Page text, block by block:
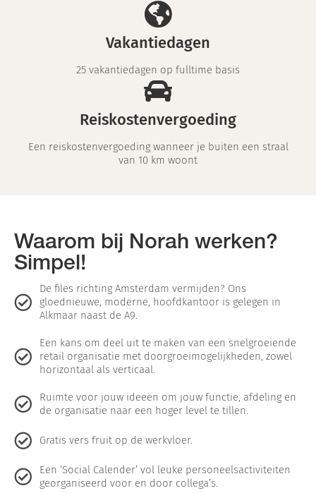
Vakantiedagen
25 vakantiedagen op fulltime basis
Reiskostenvergoeding
Een reiskostenvergoeding wanneer je buiten een straal
van 10 km woont
Waarom bij Norah werken?
Simpel!
De files richting Amsterdam vermijden? Ons
gloednieuwe, moderne, hoofdkantoor is gelegen in
Alkmaar naast de A9.
Een kans om deel uit te maken van een snelgroeiende
retail organisatie met doorgroeimogelijkheden, zowel
horizontaal als verticaal.
Ruimte voor jouw ideeën om jouw functie, afdeling en
de organisatie naar een hoger level te tillen.
Gratis vers fruit op de werkvloer.
Een ‘Social Calender’ vol leuke personeelsactiviteiten
georganiseerd voor en door collega’s.